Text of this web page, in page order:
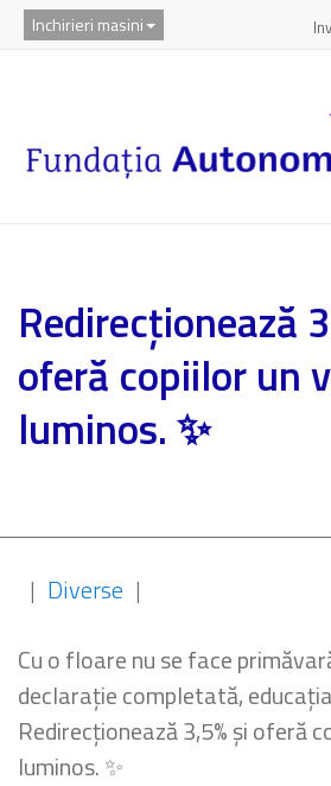
Inchirieri masini
Redirecționează
oferă copiilor un
luminos. ✨
| Diverse |
Cu o floare nu se face
declarație completată,
Redirecționează 3,5% și oferă
luminos. ✨